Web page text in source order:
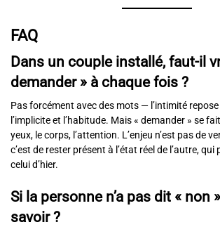
FAQ
Dans un couple installé, faut-il
demander » à chaque fois ?
Pas forcément avec des mots — l’intimité
l’implicite et l’habitude. Mais « demander » se
yeux, le corps, l’attention. L’enjeu n’est pas de
c’est de rester présent à l’état réel de l’autre,
celui d’hier.
Si la personne n’a pas dit « non
savoir ?